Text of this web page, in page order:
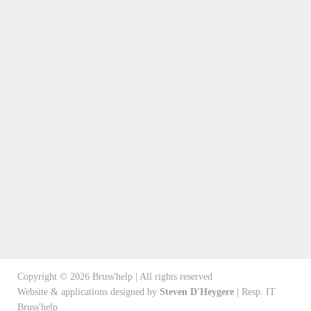
Copyright © 2026 Bruss'help | All rights reserved
Website & applications designed by Steven D'Heygere | Resp. IT
Bruss'help